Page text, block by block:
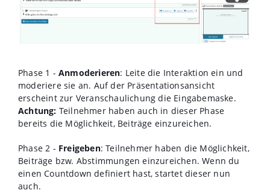
Phase 1 - Anmoderieren: Leite die Interaktion ein und
moderiere sie an. Auf der Präsentationsansicht
erscheint zur Veranschaulichung die Eingabemaske.
Achtung: Teilnehmer haben auch in dieser Phase
bereits die Möglichkeit, Beiträge einzureichen.
Phase 2 - Freigeben: Teilnehmer haben die Möglichkeit,
Beiträge bzw. Abstimmungen einzureichen. Wenn du
einen Countdown definiert hast, startet dieser nun
auch.